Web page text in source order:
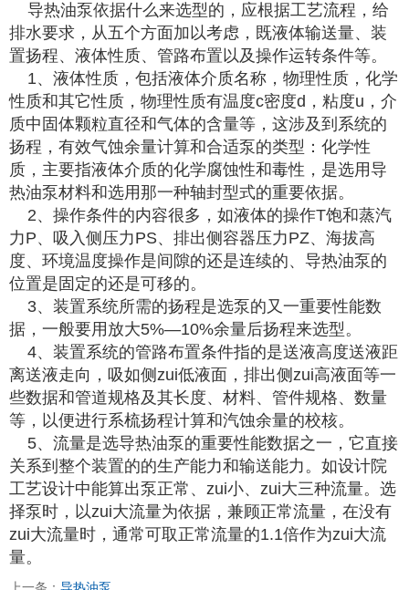
导热油泵依据什么来选型的，应根据工艺流程，给
排水要求，从五个方面加以考虑，既液体输送量、装
置扬程、液体性质、管路布置以及操作运转条件等。
1、液体性质，包括液体介质名称，物理性质，化学
性质和其它性质，物理性质有温度c密度d，粘度u，介
质中固体颗粒直径和气体的含量等，这涉及到系统的
扬程，有效气蚀余量计算和合适泵的类型：化学性
质，主要指液体介质的化学腐蚀性和毒性，是选用导
热油泵材料和选用那一种轴封型式的重要依据。
2、操作条件的内容很多，如液体的操作T饱和蒸汽
力P、吸入侧压力PS、排出侧容器压力PZ、海拔高
度、环境温度操作是间隙的还是连续的、导热油泵的
位置是固定的还是可移的。
3、装置系统所需的扬程是选泵的又一重要性能数
据，一般要用放大5%—10%余量后扬程来选型。
4、装置系统的管路布置条件指的是送液高度送液距
离送液走向，吸如侧zui低液面，排出侧zui高液面等一
些数据和管道规格及其长度、材料、管件规格、数量
等，以便进行系梳扬程计算和汽蚀余量的校核。
5、流量是选导热油泵的重要性能数据之一，它直接
关系到整个装置的的生产能力和输送能力。如设计院
工艺设计中能算出泵正常、zui小、zui大三种流量。选
择泵时，以zui大流量为依据，兼顾正常流量，在没有
zui大流量时，通常可取正常流量的1.1倍作为zui大流
量。